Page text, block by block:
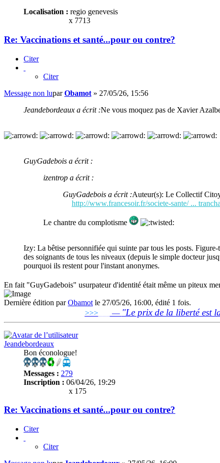
Localisation : regio genevesis
x 7713
Re: Vaccinations et santé...pour ou contre?
Citer
Citer
Message non luparObamot » 27/05/26, 15:56
Jeandebordeaux a écrit :Ne vous moquez pas de Xavier
GuyGadebois a écrit :
izentrop a écrit :
GuyGadebois a écrit :Auteur(s): Le Collectif
http://www.francesoir.fr/societe-sante/ ...
Le chantre du complotisme
Izy: La bêtise personnifiée qui suinte par tous les posts.
des soignants de tous les niveaux (depuis le simple docteur
pourquoi ils restent pour l'instant anonymes.
En fait "GuyGadebois" usurpateur d'identité était même un piteux
Dernière édition parObamot le 27/05/26, 16:00, édité 1 fois.
>>>___ — "Le prix de la liberté est
Jeandebordeaux
Bon éconologue!
Messages : 279
Inscription : 06/04/26, 19:29
x 175
Re: Vaccinations et santé...pour ou contre?
Citer
Citer